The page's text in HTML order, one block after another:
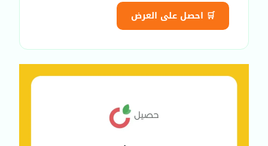
🛒 احصل على العرض